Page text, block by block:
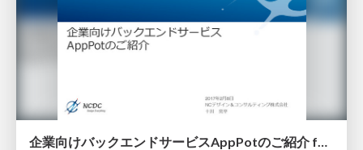
企業向けバックエンドサービスAppPotのご紹介 for Monacaパートナー勉強会 / Backend Service for Enterprise "AppPot"